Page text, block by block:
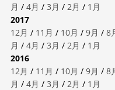
月 / 4月 / 3月 / 2月 / 1月
2017
12月 / 11月 / 10月 / 9月 / 8
月 / 4月 / 3月 / 2月 / 1月
2016
12月 / 11月 / 10月 / 9月 / 8
月 / 4月 / 3月 / 2月 / 1月